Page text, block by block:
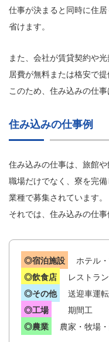
仕事が決まると同時に住
省けます。
また、会社が賃貸契約や
居費が無料または格安で
このため、住み込みの仕
住み込みの仕事例
住み込みの仕事は、旅館
職場だけでなく、寮を完
業種で募集されています。
それでは、住み込みの仕
◎宿泊施設
ホテル
◎飲食店
レストラ
◎その他
送迎車運
◎工場
期間工
◎農業
農家・牧場